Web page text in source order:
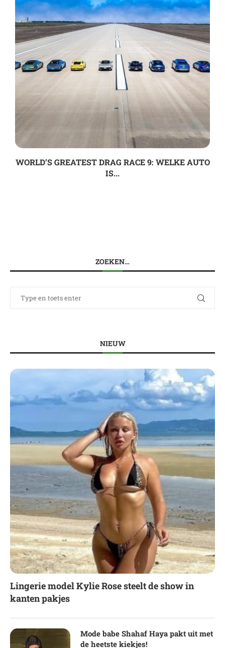
WORLD’S GREATEST DRAG RACE 9: WELKE AUTO
IS...
ZOEKEN…
NIEUW
Lingerie model Kylie Rose steelt de show in
kanten pakjes
Mode babe Shahaf Haya pakt uit met
de heetste kiekjes!